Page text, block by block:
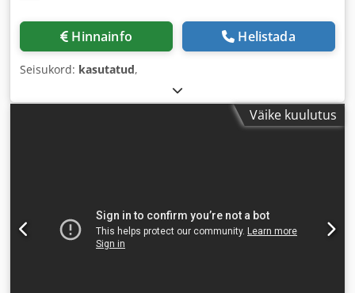
Hinnainfo Helistada
Seisukord: kasutatud,
Väike kuulutus